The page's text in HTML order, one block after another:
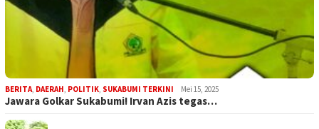
BERITA, DAERAH, POLITIK, SUKABUMI TERKINI Mei 15, 2025
Jawara Golkar Sukabumi! Irvan Azis tegas…